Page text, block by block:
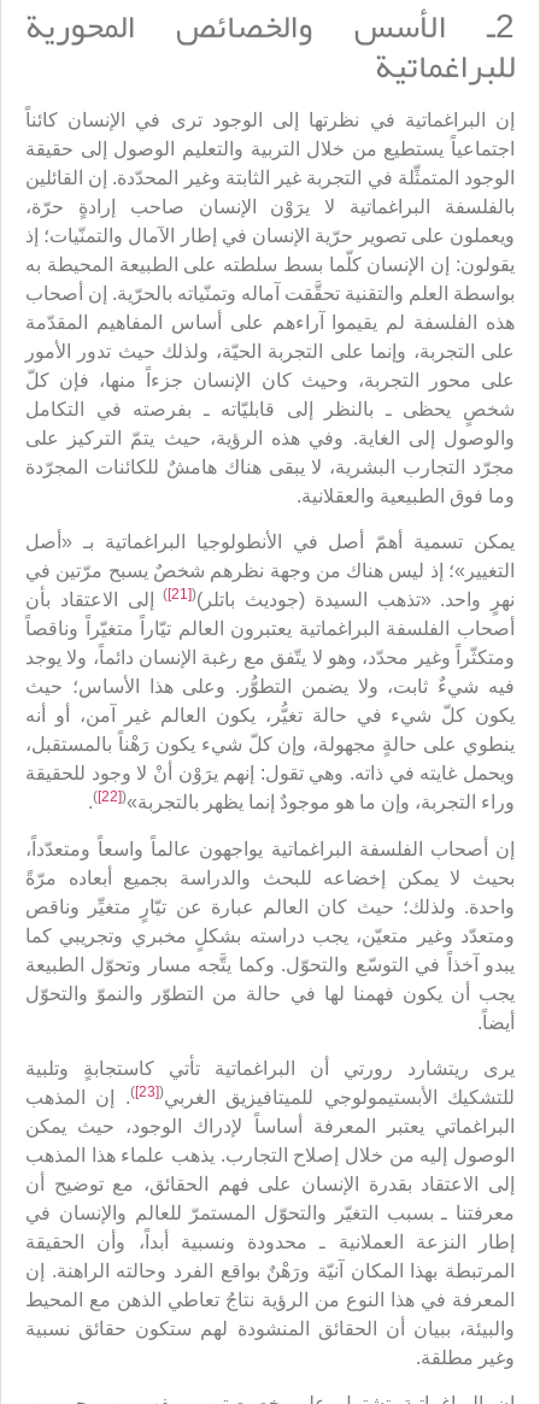
2ـ الأسس والخصائص المحورية
للبراغماتية
إن البراغماتية في نظرتها إلى الوجود ترى في الإنسان كائناً
اجتماعياً يستطيع من خلال التربية والتعليم الوصول إلى حقيقة
الوجود المتمثِّلة في التجربة غير الثابتة وغير المحدّدة. إن القائلين
بالفلسفة البراغماتية لا يرَوْن الإنسان صاحب إرادةٍ حرّة،
ويعملون على تصوير حرّية الإنسان في إطار الآمال والتمنّيات؛ إذ
يقولون: إن الإنسان كلّما بسط سلطته على الطبيعة المحيطة به
بواسطة العلم والتقنية تحقَّقت آماله وتمنّياته بالحرّية. إن أصحاب
هذه الفلسفة لم يقيموا آراءهم على أساس المفاهيم المقدّمة
على التجربة، وإنما على التجربة الحيّة، ولذلك حيث تدور الأمور
على محور التجربة، وحيث كان الإنسان جزءاً منها، فإن كلّ
شخصٍ يحظى ـ بالنظر إلى قابليّاته ـ بفرصته في التكامل
والوصول إلى الغاية. وفي هذه الرؤية، حيث يتمّ التركيز على
مجرّد التجارب البشرية، لا يبقى هناك هامشٌ للكائنات المجرّدة
وما فوق الطبيعية والعقلانية.
يمكن تسمية أهمّ أصل في الأنطولوجيا البراغماتية بـ «أصل
التغيير»؛ إذ ليس هناك من وجهة نظرهم شخصٌ يسبح مرّتين في
نهرٍ واحد. «تذهب السيدة (جوديث باتلر)(
[21]
)إلى الاعتقاد بأن
أصحاب الفلسفة البراغماتية يعتبرون العالم تيّاراً متغيّراً وناقصاً
ومتكثّراً وغير محدّد، وهو لا يتّفق مع رغبة الإنسان دائماً، ولا يوجد
فيه شيءٌ ثابت، ولا يضمن التطوُّر. وعلى هذا الأساس؛ حيث
يكون كلّ شيء في حالة تغيُّر، يكون العالم غير آمن، أو أنه
ينطوي على حالةٍ مجهولة، وإن كلّ شيء يكون رَهْناً بالمستقبل،
ويحمل غايته في ذاته. وهي تقول: إنهم يرَوْن أنْ لا وجود للحقيقة
وراء التجربة، وإن ما هو موجودٌ إنما يظهر بالتجربة»(
[22]
)
.
إن أصحاب الفلسفة البراغماتية يواجهون عالماً واسعاً ومتعدّداً،
بحيث لا يمكن إخضاعه للبحث والدراسة بجميع أبعاده مرّةً
واحدة. ولذلك؛ حيث كان العالم عبارة عن تيّارٍ متغيِّر وناقص
ومتعدّد وغير متعيّن، يجب دراسته بشكلٍ مخبري وتجريبي كما
يبدو آخذاً في التوسّع والتحوّل. وكما يتَّجه مسار وتحوّل الطبيعة
يجب أن يكون فهمنا لها في حالة من التطوّر والنموّ والتحوّل
أيضاً.
يرى ريتشارد رورتي أن البراغماتية تأتي كاستجابةٍ وتلبية
للتشكيك الأبستيمولوجي للميتافيزيق الغربي(
[23]
). إن المذهب
البراغماتي يعتبر المعرفة أساساً لإدراك الوجود، حيث يمكن
الوصول إليه من خلال إصلاح التجارب. يذهب علماء هذا المذهب
إلى الاعتقاد بقدرة الإنسان على فهم الحقائق، مع توضيح أن
معرفتنا ـ بسبب التغيّر والتحوّل المستمرّ للعالم والإنسان في
إطار النزعة العملانية ـ محدودة ونسبية أبداً، وأن الحقيقة
المرتبطة بهذا المكان آنيّة ورَهْنٌ بواقع الفرد وحالته الراهنة. إن
المعرفة في هذا النوع من الرؤية نتاجُ تعاطي الذهن مع المحيط
والبيئة، ببيان أن الحقائق المنشودة لهم ستكون حقائق نسبية
وغير مطلقة.